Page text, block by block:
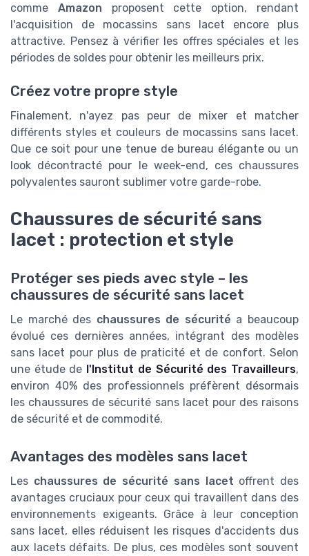
comme Amazon proposent cette option, rendant
l'acquisition de mocassins sans lacet encore plus
attractive. Pensez à vérifier les offres spéciales et les
périodes de soldes pour obtenir les meilleurs prix.
Créez votre propre style
Finalement, n'ayez pas peur de mixer et matcher
différents styles et couleurs de mocassins sans lacet.
Que ce soit pour une tenue de bureau élégante ou un
look décontracté pour le week-end, ces chaussures
polyvalentes sauront sublimer votre garde-robe.
Chaussures de sécurité sans
lacet : protection et style
Protéger ses pieds avec style – les
chaussures de sécurité sans lacet
Le marché des chaussures de sécurité a beaucoup
évolué ces dernières années, intégrant des modèles
sans lacet pour plus de praticité et de confort. Selon
une étude de l'Institut de Sécurité des Travailleurs,
environ 40% des professionnels préfèrent désormais
les chaussures de sécurité sans lacet pour des raisons
de sécurité et de commodité.
Avantages des modèles sans lacet
Les chaussures de sécurité sans lacet offrent des
avantages cruciaux pour ceux qui travaillent dans des
environnements exigeants. Grâce à leur conception
sans lacet, elles réduisent les risques d'accidents dus
aux lacets défaits. De plus, ces modèles sont souvent